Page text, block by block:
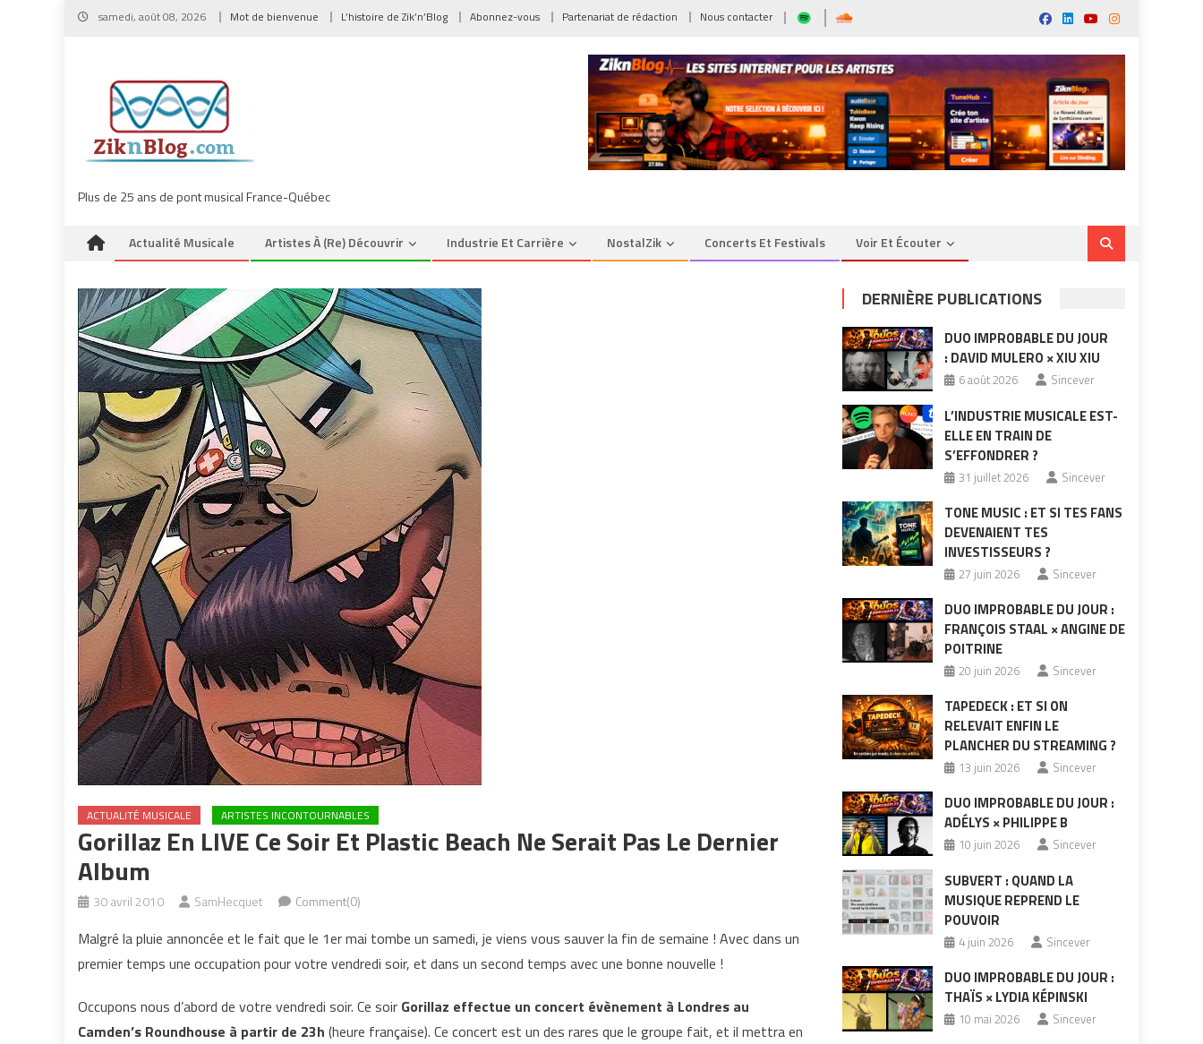
Skip
samedi, août 08, 2026 Mot de bienvenue L’histoire de Zik’n’Blog Abonnez-vous Partenariat de rédaction Nous contacter
Plus de 25 ans de pont musical France-Québec
Actualité Musicale Artistes À (re) Découvrir Industrie Et Carrière NostalZik Concerts Et Festivals Voir Et Écouter
ACTUALITÉ MUSICALE ARTISTES INCONTOURNABLES
Gorillaz En LIVE Ce Soir Et Plastic Beach Ne Serait Pas Le Dernier
Album
30 avril 2010 SamHecquet Comment(0)
Malgré la pluie annoncée et le fait que le 1er mai tombe un samedi, je viens vous sauver la fin de semaine ! Avec dans un
premier temps une occupation pour votre vendredi soir, et dans un second temps avec une bonne nouvelle !
Occupons nous d’abord de votre vendredi soir. Ce soir Gorillaz effectue un concert évènement à Londres au
Camden’s Roundhouse à partir de 23h (heure française). Ce concert est un des rares que le groupe fait, et il mettra en
DERNIÈRE PUBLICATIONS
DUO IMPROBABLE DU JOUR
: DAVID MULERO × XIU XIU
6 août 2026 Sincever
L’INDUSTRIE MUSICALE EST-
ELLE EN TRAIN DE
S’EFFONDRER ?
31 juillet 2026 Sincever
TONE MUSIC : ET SI TES FANS
DEVENAIENT TES
INVESTISSEURS ?
27 juin 2026 Sincever
DUO IMPROBABLE DU JOUR :
FRANÇOIS STAAL × ANGINE DE
POITRINE
20 juin 2026 Sincever
TAPEDECK : ET SI ON
RELEVAIT ENFIN LE
PLANCHER DU STREAMING ?
13 juin 2026 Sincever
DUO IMPROBABLE DU JOUR :
ADÉLYS × PHILIPPE B
10 juin 2026 Sincever
SUBVERT : QUAND LA
MUSIQUE REPREND LE
POUVOIR
4 juin 2026 Sincever
DUO IMPROBABLE DU JOUR :
THAÏS × LYDIA KÉPINSKI
10 mai 2026 Sincever